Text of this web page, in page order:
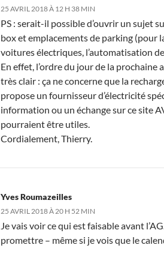
25 AVRIL 2018 À 12 H 38 MIN
PS : serait-il possible d’ouvrir un sujet
box et emplacements de parking (pour
voitures électriques, l’automatisation
En effet, l’ordre du jour de la prochaine
très clair : ça ne concerne que la
propose un fournisseur d’électricité
information ou un échange sur ce site
pourraient être utiles.
Cordialement, Thierry.
Yves Roumazeilles
25 AVRIL 2018 À 20 H 52 MIN
Je vais voir ce qui est faisable avant
promettre – même si je vois que le